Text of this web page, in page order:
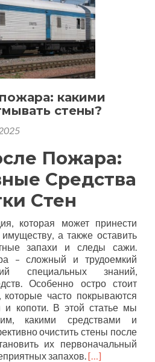
какими
стены?
Пожара:
Средства
Стен
которая может принести
а также оставить
запахи и следы сажи.
– сложный и трудоемкий
специальных знаний,
Особенно остро стоит
которые часто покрываются
копоти. В этой статье мы
какими средствами и
очистить стены после
их первоначальный
запахов. […]